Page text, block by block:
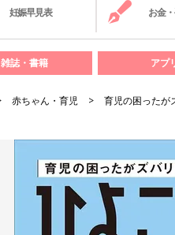
妊娠早見表 お金
雑誌・書籍 アプ
赤ちゃん・育児 育児の困ったが